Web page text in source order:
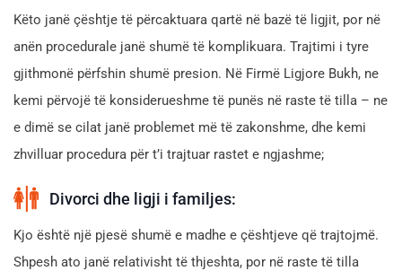
Këto janë çështje të përcaktuara qartë në bazë të ligjit, por në
anën procedurale janë shumë të komplikuara. Trajtimi i tyre
gjithmonë përfshin shumë presion. Në Firmë Ligjore Bukh, ne
kemi përvojë të konsiderueshme të punës në raste të tilla – ne
e dimë se cilat janë problemet më të zakonshme, dhe kemi
zhvilluar procedura për t’i trajtuar rastet e ngjashme;
Divorci dhe ligji i familjes:
Kjo është një pjesë shumë e madhe e çështjeve që trajtojmë.
Shpesh ato janë relativisht të thjeshta, por në raste të tilla